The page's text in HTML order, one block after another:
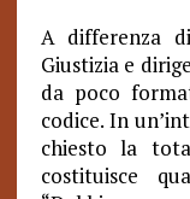
A differenza
Giustizia e
da poco
codice. In
chiesto la
costituisce